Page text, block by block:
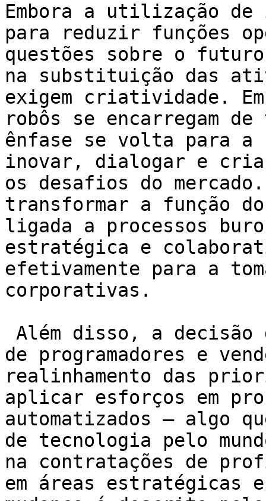
Embora a utilização
para reduzir funções
questões sobre o
na substituição das
exigem criatividade.
robôs se encarregam
ênfase se volta para a
inovar, dialogar e criar
os desafios do
transformar a função
ligada a processos
estratégica e
efetivamente para a
corporativas.
de programadores e
realinhamento das
aplicar esforços em
automatizados – algo
de tecnologia pelo
na contratações de
em áreas estratégicas